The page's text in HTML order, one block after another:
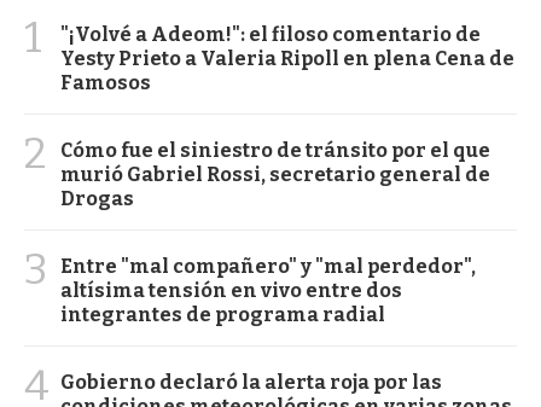
1
"¡Volvé a Adeom!": el filoso comentario de
Yesty Prieto a Valeria Ripoll en plena Cena de
Famosos
2
Cómo fue el siniestro de tránsito por el que
murió Gabriel Rossi, secretario general de
Drogas
3
Entre "mal compañero" y "mal perdedor",
altísima tensión en vivo entre dos
integrantes de programa radial
4 Gobierno declaró la alerta roja por las